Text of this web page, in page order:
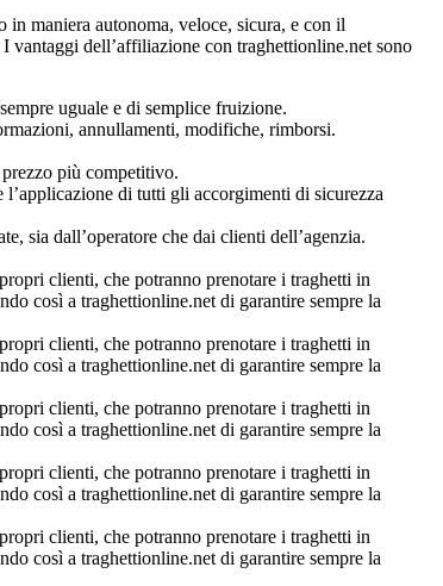
maniera autonoma, veloce, sicura, e con il
dell’affiliazione con traghettionline.net sono
uguale e di semplice fruizione.
annullamenti, modifiche, rimborsi.
più competitivo.
l’applicazione di tutti gli accorgimenti di sicurezza
sia dall’operatore che dai clienti dell’agenzia.
clienti, che potranno prenotare i traghetti in
così a traghettionline.net di garantire sempre la
clienti, che potranno prenotare i traghetti in
così a traghettionline.net di garantire sempre la
clienti, che potranno prenotare i traghetti in
così a traghettionline.net di garantire sempre la
clienti, che potranno prenotare i traghetti in
così a traghettionline.net di garantire sempre la
clienti, che potranno prenotare i traghetti in
così a traghettionline.net di garantire sempre la